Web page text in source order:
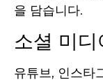
을 담습니다.
소셜 미디
유튜브, 인스타